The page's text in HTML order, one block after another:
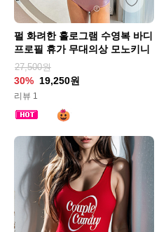
펄 화려한 홀로그램 수영복 바디
프로필 휴가 무대의상 모노키니
27,500원
30% 19,250원
리뷰 1